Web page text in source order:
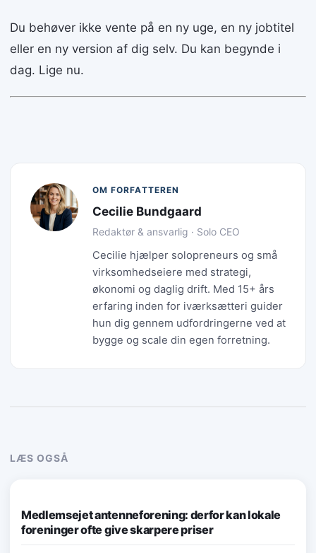
Du behøver ikke vente på en ny uge, en ny jobtitel
eller en ny version af dig selv. Du kan begynde i
dag. Lige nu.
OM FORFATTEREN
Cecilie Bundgaard
Redaktør & ansvarlig · Solo CEO
Cecilie hjælper solopreneurs og små
virksomhedseiere med strategi,
økonomi og daglig drift. Med 15+ års
erfaring inden for iværksætteri guider
hun dig gennem udfordringerne ved at
bygge og scale din egen forretning.
LÆS OGSÅ
Medlemsejet antenneforening: derfor kan lokale
foreninger ofte give skarpere priser